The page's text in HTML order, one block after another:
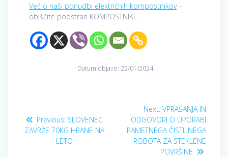
Več o naši ponudbi električnih kompostnikov–
obiščite podstran KOMPOSTNIKI.
Datum objave: 22/01/2024
prispevka
Previous: Previous
post:
SLOVENEC
ZAVRŽE 70KG HRANE NA
LETO
Next: Next
post:
VPRAŠANJA IN
ODGOVORI O UPORABI
PAMETNEGA ČISTILNEGA
ROBOTA ZA STEKLENE
POVRŠINE